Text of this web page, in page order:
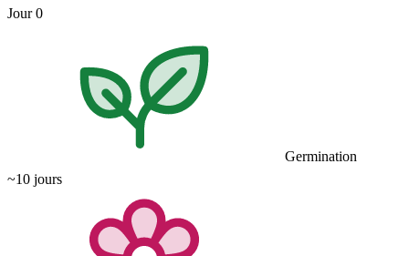
Jour 0
Germination
~10 jours